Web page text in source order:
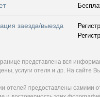
заезда/выезда
представлена вся
услуги отеля и др. На сайте
отелей предоставлены самими